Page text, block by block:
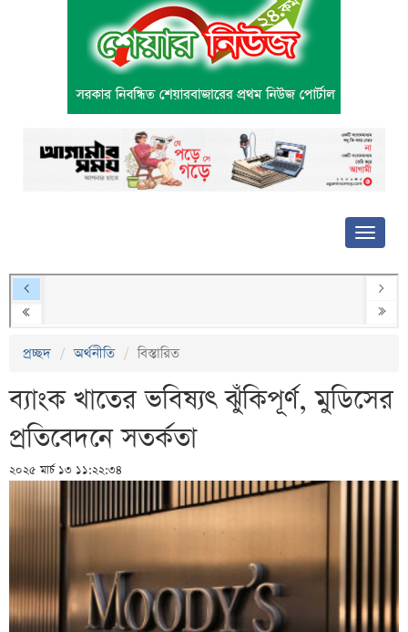
প্রচ্ছদ অর্থনীতি বিস্তারিত
ব্যাংক খাতের ভবিষ্যৎ ঝুঁকিপূর্ণ, মুডিসের
প্রতিবেদনে সতর্কতা
২০২৫ মার্চ ১৩ ১১:২২:৩৪